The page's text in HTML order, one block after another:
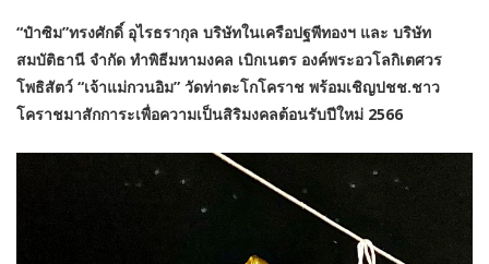
“ป๋าซิม”ทรงศักดิ์ อุไรธรากุล บริษัทในเครือปฐพีทองฯ และ บริษัท
สมบัติธานี จำกัด ทำพิธีมหามงคล เบิกเนตร องค์พระอวโลกิเตศวร
โพธิสัตว์ “เจ้าแม่กวนอิม” วัดท่าตะโกโคราช พร้อมเชิญปชช.ชาว
โคราชมาสักการะเพื่อความเป็นสิริมงคลต้อนรับปีใหม่ 2566